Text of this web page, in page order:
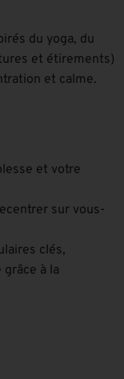
du yoga, du
et étirements)
et calme.
et votre
sur vous-
clés,
à la